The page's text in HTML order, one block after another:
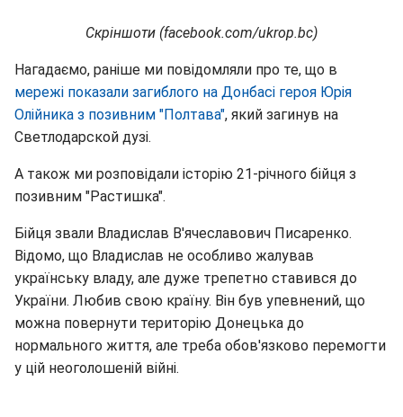
Скріншоти (facebook.com/ukrop.bc)
Нагадаємо, раніше ми повідомляли про те, що в
мережі показали загиблого на Донбасі героя Юрія
Олійника з позивним "Полтава", який загинув на
Светлодарской дузі.
А також ми розповідали історію 21-річного бійця з
позивним "Растишка".
Бійця звали Владислав В'ячеславович Писаренко.
Відомо, що Владислав не особливо жалував
українську владу, але дуже трепетно ставився до
України. Любив свою країну. Він був упевнений, що
можна повернути територію Донецька до
нормального життя, але треба обов'язково перемогти
у цій неоголошеній війні.